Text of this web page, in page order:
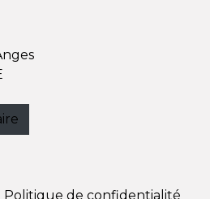
Politique de confidentialité